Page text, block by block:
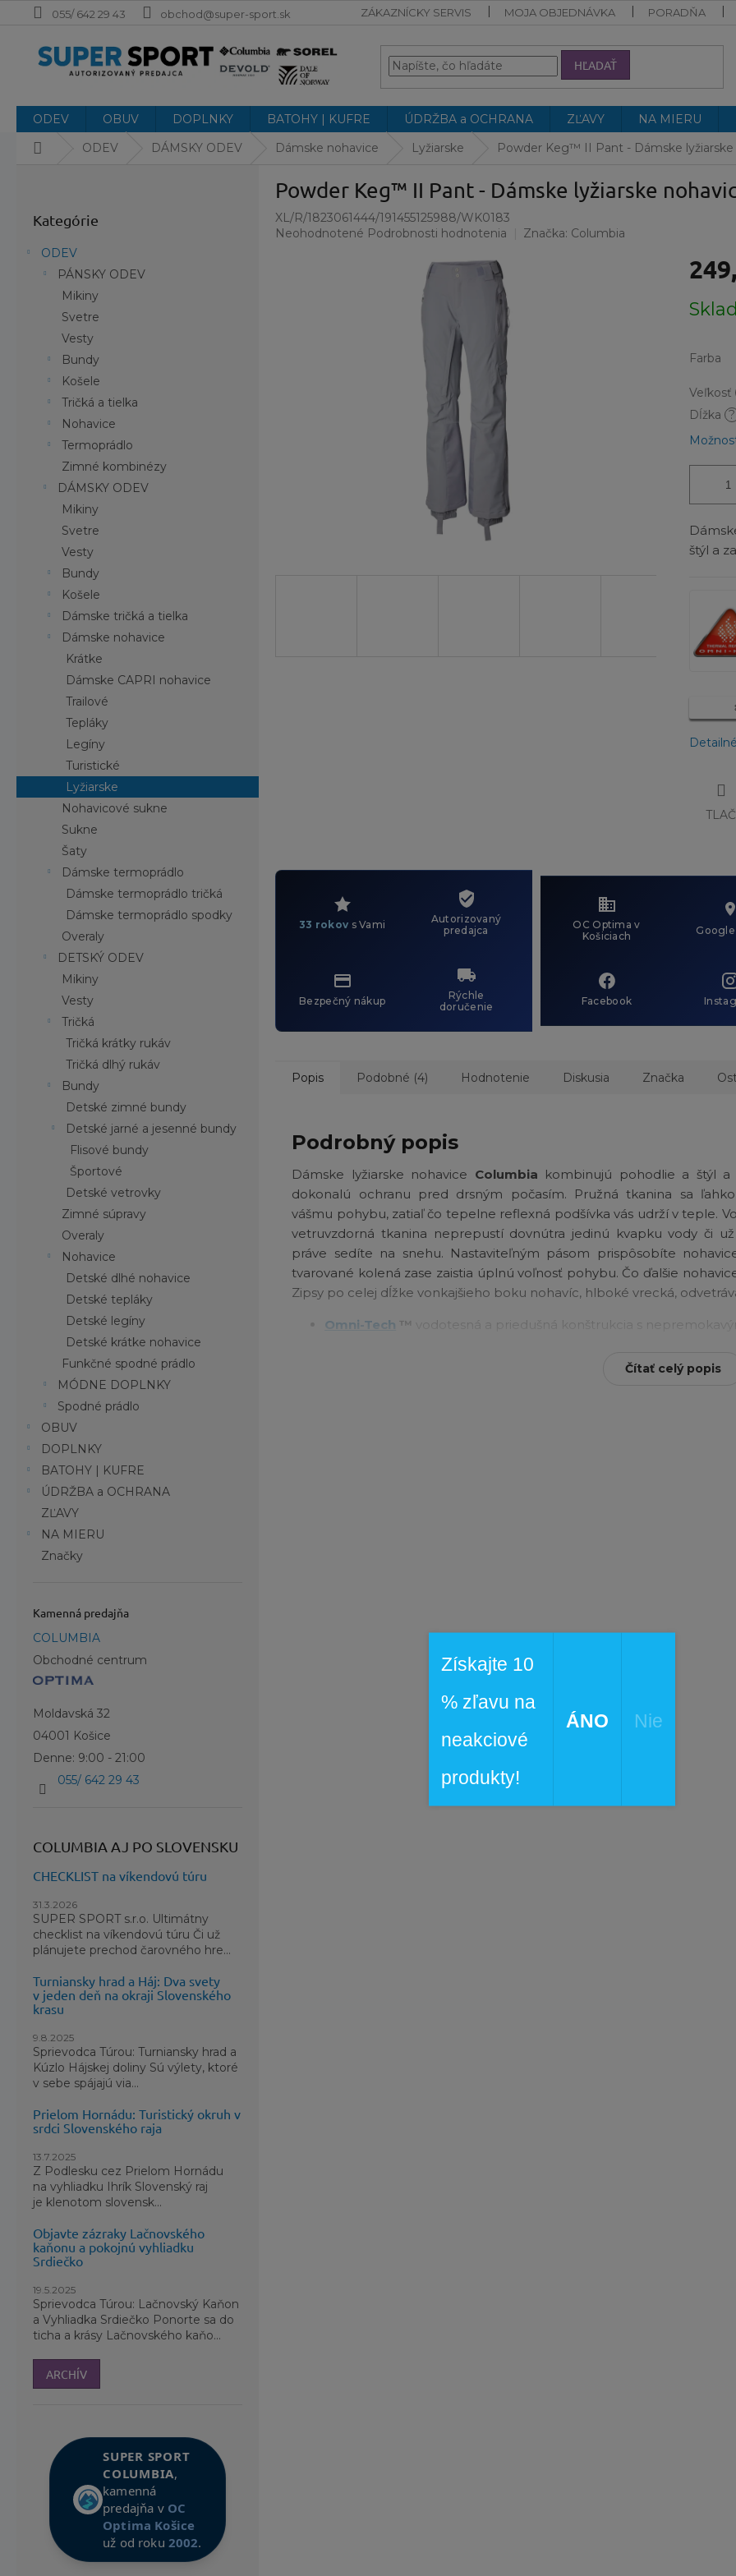
055/ 642 29 43 obchod@super-sport.sk ZÁKAZNÍCKY SERVIS MOJA OBJEDNÁVKA PORADŇA
HĽADAŤ
ODEV OBUV DOPLNKY BATOHY | KUFRE ÚDRŽBA a OCHRANA ZĽAVY NA MIERU
DomovODEV DÁMSKY ODEV Dámske nohavice Lyžiarske Powder Keg™ II Pant - Dámske
kategórie
Kategórie
ODEV
PÁNSKY ODEV
Mikiny
Svetre
Vesty
Bundy
Košele
Tričká a tielka
Nohavice
Termoprádlo
Zimné kombinézy
DÁMSKY ODEV
Mikiny
Svetre
Vesty
Bundy
Košele
Dámske tričká a tielka
Dámske nohavice
Krátke
Dámske CAPRI nohavice
Trailové
Tepláky
Legíny
Turistické
Lyžiarske
Nohavicové sukne
Sukne
Šaty
Dámske termoprádlo
Dámske termoprádlo tričká
Dámske termoprádlo spodky
Overaly
DETSKÝ ODEV
Mikiny
Vesty
Tričká
Tričká krátky rukáv
Tričká dlhý rukáv
Bundy
Detské zimné bundy
Detské jarné a jesenné bundy
Flisové bundy
Športové
Detské vetrovky
Zimné súpravy
Overaly
Nohavice
Detské dlhé nohavice
Detské tepláky
Detské legíny
Detské krátke nohavice
Funkčné spodné prádlo
MÓDNE DOPLNKY
Spodné prádlo
OBUV
DOPLNKY
BATOHY | KUFRE
ÚDRŽBA a OCHRANA
ZĽAVY
NA MIERU
Značky
Kamenná predajňa
COLUMBIA
Obchodné centrum
Moldavská 32
04001 Košice
Denne: 9:00 - 21:00
055/ 642 29 43
COLUMBIA AJ PO SLOVENSKU
CHECKLIST na víkendovú túru
31.3.2026
SUPER SPORT s.r.o. Ultimátny
checklist na víkendovú túru Či už
plánujete prechod čarovného hre...
Turniansky hrad a Háj: Dva svety
v jeden deň na okraji Slovenského
krasu
9.8.2025
Sprievodca Túrou: Turniansky hrad a
Kúzlo Hájskej doliny Sú výlety, ktoré
v sebe spájajú via...
Prielom Hornádu: Turistický okruh v
srdci Slovenského raja
13.7.2025
Z Podlesku cez Prielom Hornádu
na vyhliadku Ihrík Slovenský raj
je klenotom slovensk...
Objavte zázraky Lačnovského
kaňonu a pokojnú vyhliadku
Srdiečko
19.5.2025
Sprievodca Túrou: Lačnovský Kaňon
a Vyhliadka Srdiečko Ponorte sa do
ticha a krásy Lačnovského kaňo...
ARCHÍV
SUPER SPORT
COLUMBIA,
kamenná
predajňa v OC
Optima Košice
už od roku 2002.
Powder Keg™ II Pant - Dámske lyžiarske
XL/R/1823061444/191455125988/WK0183
Priemerné
Neohodnotené Podrobnosti hodnotenia Značka: Columbia
cena:
Farba
Veľkosť
Dĺžka ?
štýl a
TLAČ
33 rokov s Vami
Autorizovaný
predajca
Bezpečný nákup
Rýchle
doručenie
OC Optima v
Košiciach
Google
Facebook
Popis Podobné (4) Hodnotenie Diskusia Značka
Podrobný popis
Dámske lyžiarske nohavice Columbia kombinujú pohodlie a štýl a
dokonalú ochranu pred drsným počasím. Pružná tkanina sa
vášmu pohybu, zatiaľ čo tepelne reflexná podšívka vás udrží v teple.
vetruvzdorná tkanina neprepustí dovnútra jedinú kvapku vody či
práve sedíte na snehu. Nastaviteľným pásom prispôsobíte
tvarované kolená zase zaistia úplnú voľnosť pohybu. Čo ďalšie
Zipsy po celej dĺžke vonkajšieho boku nohavíc, hlboké vrecká,
Omni-Tech ™
vodotesná a priedušná konštrukcia s
Čítať celý popis
Získajte 10
% zľavu na
neakciové
produkty!
ÁNO Nie